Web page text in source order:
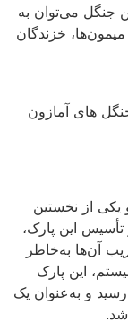
جنگل می‌توان به
میمون‌ها، خزندگان
های آمازون
تأسیس شده و یکی از نخستین
این پارک،
آن‌ها به‌خاطر
این پارک
و به‌عنوان یک